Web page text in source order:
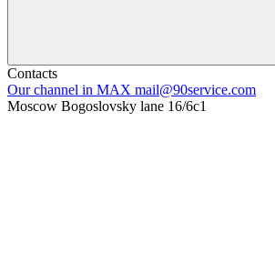
Contacts
Our channel in MAX mail@90service.com
Moscow Bogoslovsky lane 16/6c1